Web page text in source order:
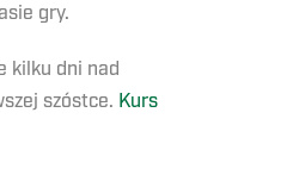
gry.
kilku dni nad
szóstce. Kurs